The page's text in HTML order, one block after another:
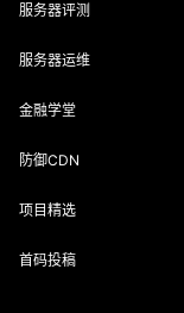
服务器评测
服务器运维
金融学堂
防御CDN
项目精选
首码投稿